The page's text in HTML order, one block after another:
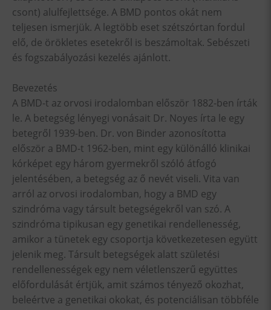
csont) alulfejlettsége. A BMD pontos okát nem
teljesen ismerjük. A legtöbb eset szétszórtan fordul
elő, de örökletes esetekről is beszámoltak. Sebészeti
és fogszabályozási kezelés ajánlott.
Bevezetés
A BMD-t az orvosi irodalomban először 1882-ben írták
le. A betegség lényegi vonásait Dr. Noyes írta le egy
betegről 1939-ben. Dr. von Binder azonosította
először a BMD-t 1962-ben, mint egy különálló klinikai
kórképet egy három gyermekről szóló átfogó
jelentésében, a betegség az ő nevét viseli. Vita van
arról az orvosi irodalomban, hogy a BMD egy
szindróma vagy társult betegségekről van szó. A
szindróma tipikusan egy genetikai rendellenesség,
amikor a tünetek egy csoportja következetesen együtt
jelenik meg. Társult betegségek alatt születési
rendellenességek egy nem véletlenszerű együttes
előfordulását értjük, amit számos tényező okozhat,
beleértve a genetikai okokat, és potenciálisan többféle